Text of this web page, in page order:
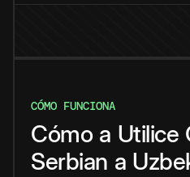
CÓMO FUNCIONA
Cómo a Utilice
Serbian a